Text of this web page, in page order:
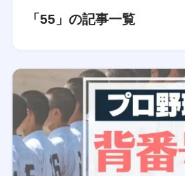
「55」の記事一覧